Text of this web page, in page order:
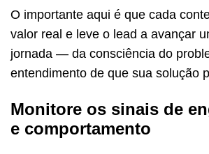
O importante aqui é que cada
valor real e leve o lead a avançar
jornada — da consciência do
entendimento de que sua solução
Monitore os sinais de
e comportamento